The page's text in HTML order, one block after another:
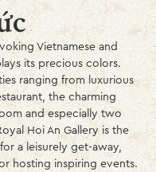
Vietnamese and
its precious colors.
ranging from luxurious
the charming
and especially two
Hoi An Gallery is the
a leisurely get-away,
hosting inspiring events.